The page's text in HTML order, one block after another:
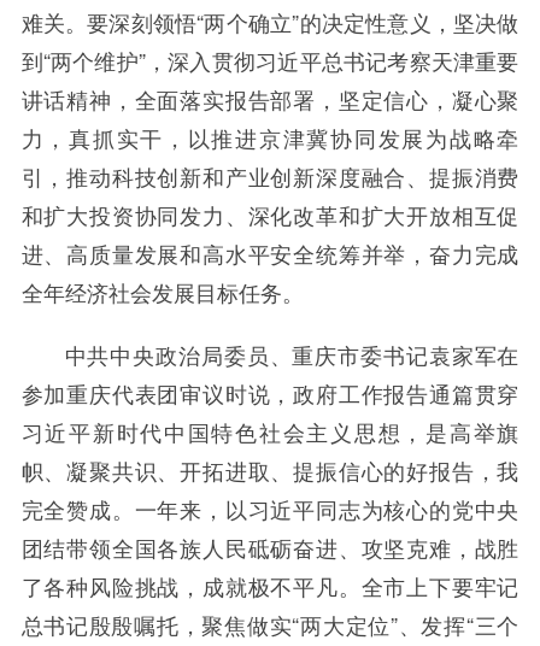
难关。要深刻领悟“两个确立”的决定性意义，坚决做
到“两个维护”，深入贯彻习近平总书记考察天津重要
讲话精神，全面落实报告部署，坚定信心，凝心聚
力，真抓实干，以推进京津冀协同发展为战略牵
引，推动科技创新和产业创新深度融合、提振消费
和扩大投资协同发力、深化改革和扩大开放相互促
进、高质量发展和高水平安全统筹并举，奋力完成
全年经济社会发展目标任务。
中共中央政治局委员、重庆市委书记袁家军在
参加重庆代表团审议时说，政府工作报告通篇贯穿
习近平新时代中国特色社会主义思想，是高举旗
帜、凝聚共识、开拓进取、提振信心的好报告，我
完全赞成。一年来，以习近平同志为核心的党中央
团结带领全国各族人民砥砺奋进、攻坚克难，战胜
了各种风险挑战，成就极不平凡。全市上下要牢记
总书记殷殷嘱托，聚焦做实“两大定位”、发挥“三个